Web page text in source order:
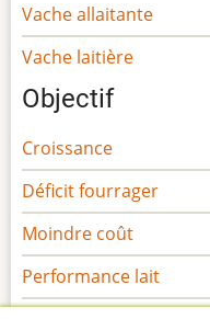
Vache allaitante
Vache laitière
Objectif
Croissance
Déficit fourrager
Moindre coût
Performance lait